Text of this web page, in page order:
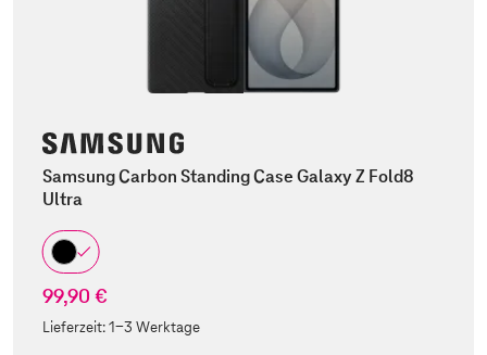
Samsung Carbon Standing Case Galaxy Z Fold8
Ultra
99,90 €
Lieferzeit:1-3 Werktage